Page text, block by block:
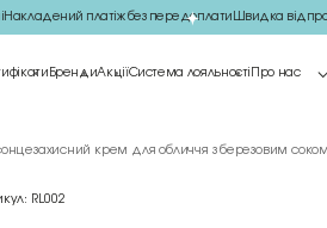
платіж без передоплатиШвидка
БрендиАкціїСистема лояльності Про нас
крем для обличчя з березовим
RL002